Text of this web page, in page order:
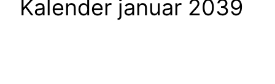
Kalender januar 2039